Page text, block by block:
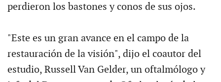
perdieron los bastones y conos de sus ojos.
"Este es un gran avance en el campo de la
restauración de la visión", dijo el coautor del
estudio, Russell Van Gelder, un oftalmólogo y